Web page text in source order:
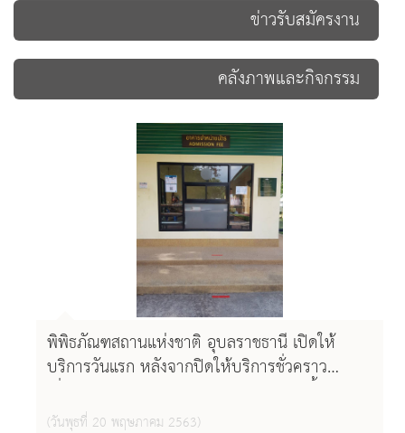
ข่าวรับสมัครงาน
คลังภาพและกิจกรรม
พิพิธภัณฑสถานแห่งชาติ อุบลราชธานี เปิดให้
บริการวันแรก หลังจากปิดให้บริการชั่วคราว
โคโรนา(Covid-๑๙)
(วันพุธที่ 20 พฤษภาคม 2563)